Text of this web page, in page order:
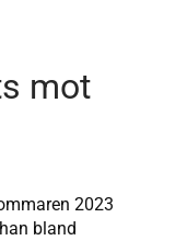
mot
2023
bland